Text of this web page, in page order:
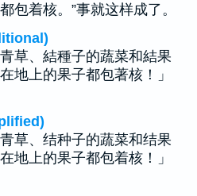
包着核。”事就这样成了。
草、結種子的蔬菜和結果
地上的果子都包著核！」
草、结种子的蔬菜和结果
地上的果子都包着核！」